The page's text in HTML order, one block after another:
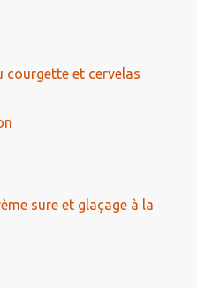
courgette et cervelas
sure et glaçage à la